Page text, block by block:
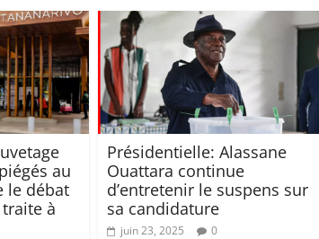
au
le débat
à
Présidentielle: Alassane
Ouattara continue
d’entretenir le suspens sur
sa candidature
juin 23, 2025 0